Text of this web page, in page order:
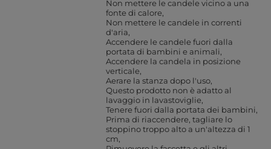
Non mettere le candele vicino a una
fonte di calore
Non mettere le candele in correnti
d'aria
Accendere le candele fuori dalla
portata di bambini e animali
Accendere la candela in posizione
verticale
Aerare la stanza dopo l'uso
Questo prodotto non è adatto al
lavaggio in lavastoviglie
Tenere fuori dalla portata dei bambini
Prima di riaccendere, tagliare lo
stoppino troppo alto a un'altezza di 1
cm